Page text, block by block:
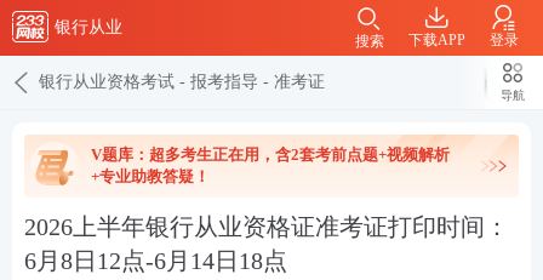
银行从业
下载APP 登录
搜索
银行从业资格考试 - 报考指导 - 准考证
导航
V题库：超多考生正在用，含2套考前点题+视频解析
+专业助教答疑！
2026上半年银行从业资格证准考证打印时间：
6月8日12点-6月14日18点